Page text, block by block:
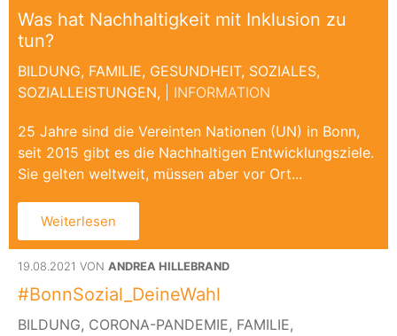
Was hat Nachhaltigkeit mit Inklusion zu
tun?
BILDUNG, FAMILIE, GESUNDHEIT, SOZIALES,
SOZIALLEISTUNGEN,
| INFORMATION
25 Jahre sind die Vereinten Nationen (UN) in Bonn,
seit 2015 gibt es die Nachhaltigen Entwicklungsziele.
Sie gelten weltweit, müssen aber vor Ort...
Weiterlesen
19.08.2021 VON ANDREA HILLEBRAND
#BonnSozial_DeineWahl
BILDUNG, CORONA-PANDEMIE, FAMILIE,